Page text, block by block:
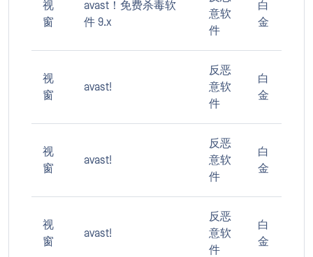
视
窗
avast！免费杀毒软
件 9.x
意软
件
白
金
视
窗
avast!
反恶
意软
件
白
金
视
窗
avast!
反恶
意软
件
白
金
视
窗
avast!
反恶
意软
件
白
金